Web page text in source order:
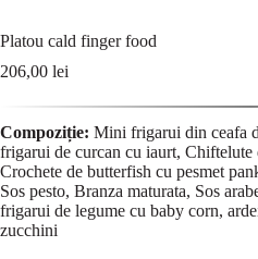
Platou cald finger food
206,00 lei
Compoziție: Mini frigarui din ceafa
frigarui de curcan cu iaurt, Chiftelute
Crochete de butterfish cu pesmet
Sos pesto, Branza maturata, Sos
frigarui de legume cu baby corn,
zucchini